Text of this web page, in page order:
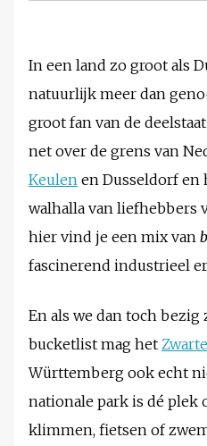
In een land zo groot als
natuurlijk meer dan
groot fan van de deelstaat
net over de grens van
Keulen en Dusseldorf en
walhalla van liefhebbers
hier vind je een mix van
fascinerend industrieel
En als we dan toch
bucketlist mag het
Württemberg ook echt
nationale park is dé plek
klimmen, fietsen of